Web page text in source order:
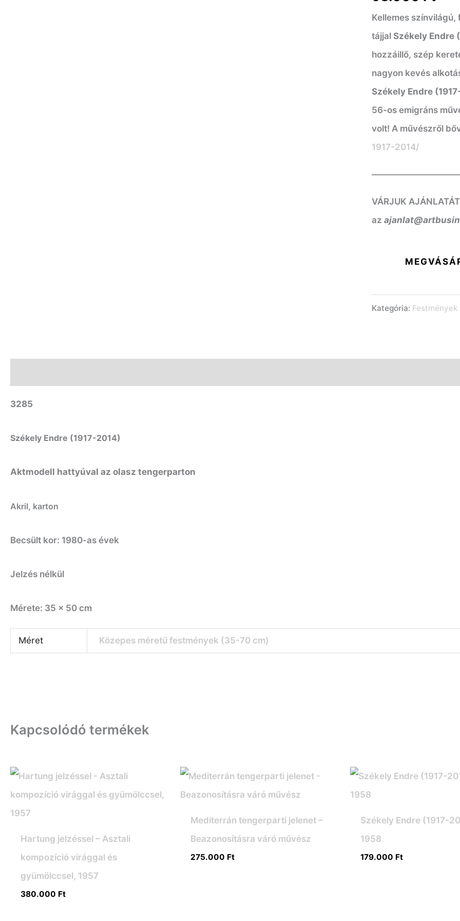
Kellemes
tájjalSzékely Endre
hozzáillő, szép
nagyon kevés
Székely Endre
56-os emigráns
volt! A művészről
1917-2014/
VÁRJUK
az
mennyiség
Kategória: Festmények
3285
Székely Endre (1917-2014)
Aktmodell hattyúval az olasz tengerparton
Akril, karton
Becsült kor: 1980-as évek
Jelzés nélkül
Mérete: 35 x 50 cm
Méret Közepes méretű festmények (35-70 cm)
Kapcsolódó termékek
Hartung jelzéssel – Asztali
kompozíció virággal és
gyümölccsel, 1957
380.000 Ft
Mediterrán tengerparti jelenet –
Beazonosításra váró művész
275.000 Ft
Székely Endre (1917-
1958
179.000 Ft